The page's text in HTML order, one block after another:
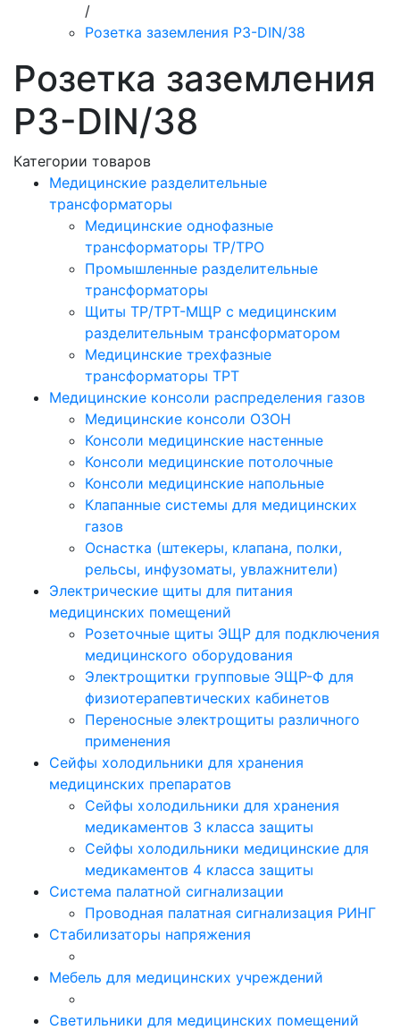
/
Розетка заземления РЗ-DIN/38
Розетка заземления
РЗ-DIN/38
Категории товаров
Медицинские разделительные
трансформаторы
Медицинские однофазные
трансформаторы ТР/ТРО
Промышленные разделительные
трансформаторы
Щиты ТР/ТРТ-МЩР с медицинским
разделительным трансформатором
Медицинские трехфазные
трансформаторы ТРТ
Медицинские консоли распределения газов
Медицинские консоли ОЗОН
Консоли медицинские настенные
Консоли медицинские потолочные
Консоли медицинские напольные
Клапанные системы для медицинских
газов
Оснастка (штекеры, клапана, полки,
рельсы, инфузоматы, увлажнители)
Электрические щиты для питания
медицинских помещений
Розеточные щиты ЭЩР для подключения
медицинского оборудования
Электрощитки групповые ЭЩР-Ф для
физиотерапевтических кабинетов
Переносные электрощиты различного
применения
Сейфы холодильники для хранения
медицинских препаратов
Сейфы холодильники для хранения
медикаментов 3 класса защиты
Сейфы холодильники медицинские для
медикаментов 4 класса защиты
Система палатной сигнализации
Проводная палатная сигнализация РИНГ
Стабилизаторы напряжения
Мебель для медицинских учреждений
Светильники для медицинских помещений